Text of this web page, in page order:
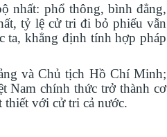
nhất: phổ thông, bình đẳng,
tỷ lệ cử tri đi bỏ phiếu vẫn
ta, khẳng định tính hợp pháp
và Chủ tịch Hồ Chí Minh;
Nam chính thức trở thành cơ
thiết với cử tri cả nước.